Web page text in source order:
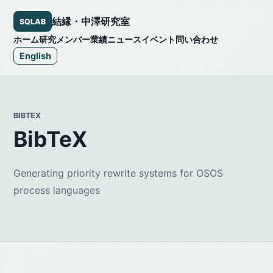
SQLAB 結縁・中澤研究室
ホーム研究メンバー業績ニュースイベント問い合わせ
English
BIBTEX
BibTeX
Generating priority rewrite systems for OSOS
process languages